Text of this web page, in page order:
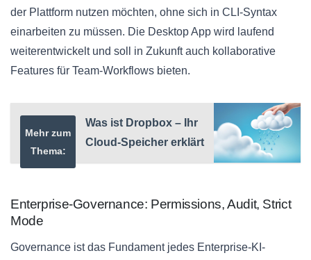
der Plattform nutzen möchten, ohne sich in CLI-Syntax
einarbeiten zu müssen. Die Desktop App wird laufend
weiterentwickelt und soll in Zukunft auch kollaborative
Features für Team-Workflows bieten.
Mehr zum
Thema:
Was ist Dropbox – Ihr
Cloud-Speicher erklärt
Enterprise-Governance: Permissions, Audit, Strict
Mode
Governance ist das Fundament jedes Enterprise-KI-